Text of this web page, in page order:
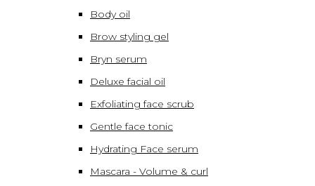
Body oil
Brow styling gel
Bryn serum
Deluxe facial oil
Exfoliating face scrub
Gentle face tonic
Hydrating Face serum
Mascara - Volume & curl